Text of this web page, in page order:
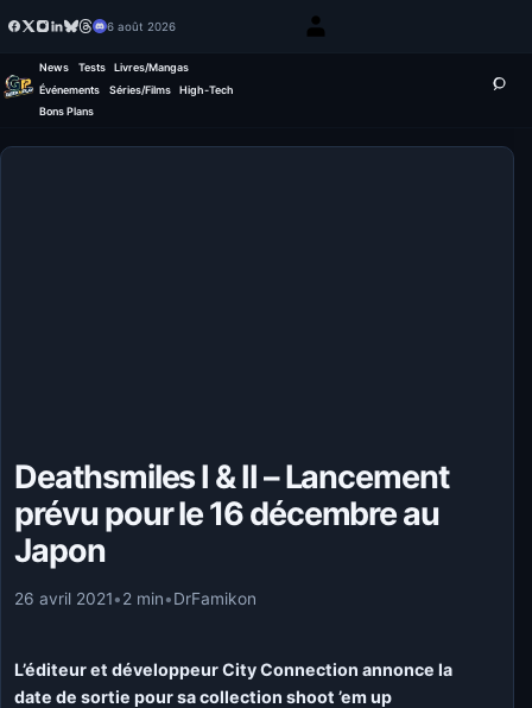
6 août 2026
News Tests
Livres/Mangas
Événements
Séries/Films
High-Tech
Bons Plans
Deathsmiles I & II – Lancement
prévu pour le 16 décembre au
Japon
26 avril 2021•2 min•DrFamikon
L’éditeur et développeur City Connection annonce la
date de sortie pour sa collection shoot ’em up